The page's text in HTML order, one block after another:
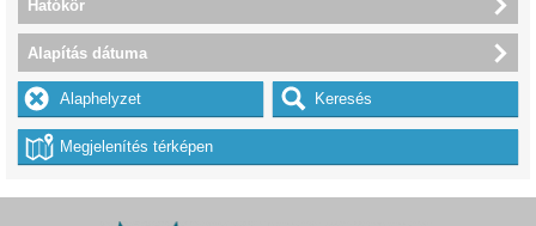
Hatókör
Alapítás dátuma